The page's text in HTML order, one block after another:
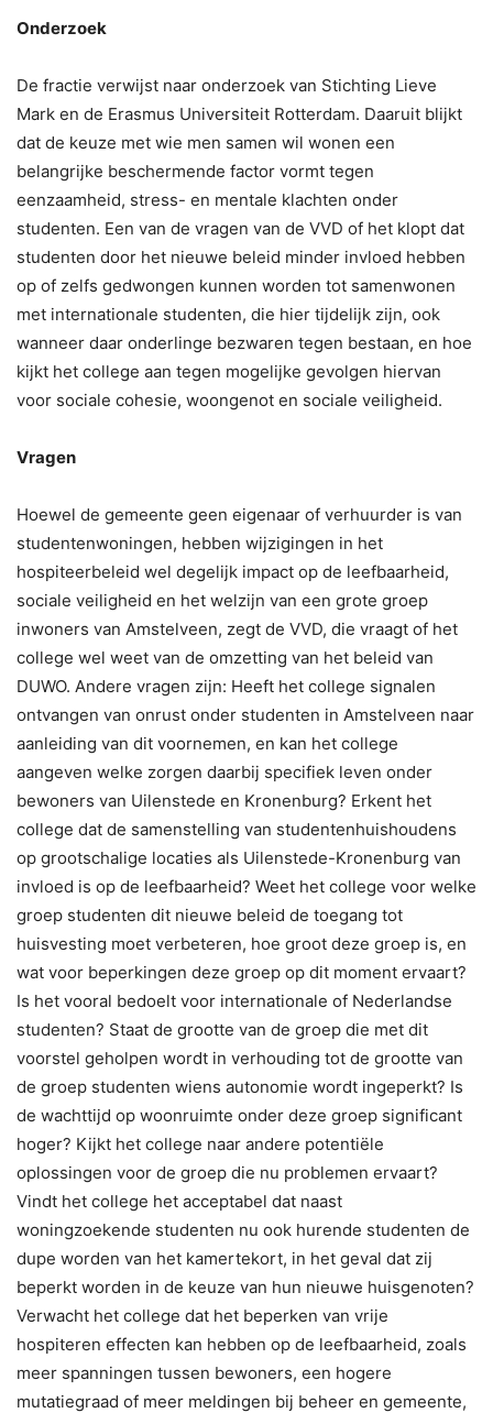
Onderzoek
De fractie verwijst naar onderzoek van Stichting Lieve
Mark en de Erasmus Universiteit Rotterdam. Daaruit blijkt
dat de keuze met wie men samen wil wonen een
belangrijke beschermende factor vormt tegen
eenzaamheid, stress- en mentale klachten onder
studenten. Een van de vragen van de VVD of het klopt dat
studenten door het nieuwe beleid minder invloed hebben
op of zelfs gedwongen kunnen worden tot samenwonen
met internationale studenten, die hier tijdelijk zijn, ook
wanneer daar onderlinge bezwaren tegen bestaan, en hoe
kijkt het college aan tegen mogelijke gevolgen hiervan
voor sociale cohesie, woongenot en sociale veiligheid.
Vragen
Hoewel de gemeente geen eigenaar of verhuurder is van
studentenwoningen, hebben wijzigingen in het
hospiteerbeleid wel degelijk impact op de leefbaarheid,
sociale veiligheid en het welzijn van een grote groep
inwoners van Amstelveen, zegt de VVD, die vraagt of het
college wel weet van de omzetting van het beleid van
DUWO. Andere vragen zijn: Heeft het college signalen
ontvangen van onrust onder studenten in Amstelveen naar
aanleiding van dit voornemen, en kan het college
aangeven welke zorgen daarbij specifiek leven onder
bewoners van Uilenstede en Kronenburg? Erkent het
college dat de samenstelling van studentenhuishoudens
op grootschalige locaties als Uilenstede-Kronenburg van
invloed is op de leefbaarheid? Weet het college voor welke
groep studenten dit nieuwe beleid de toegang tot
huisvesting moet verbeteren, hoe groot deze groep is, en
wat voor beperkingen deze groep op dit moment ervaart?
Is het vooral bedoelt voor internationale of Nederlandse
studenten? Staat de grootte van de groep die met dit
voorstel geholpen wordt in verhouding tot de grootte van
de groep studenten wiens autonomie wordt ingeperkt? Is
de wachttijd op woonruimte onder deze groep significant
hoger? Kijkt het college naar andere potentiële
oplossingen voor de groep die nu problemen ervaart?
Vindt het college het acceptabel dat naast
woningzoekende studenten nu ook hurende studenten de
dupe worden van het kamertekort, in het geval dat zij
beperkt worden in de keuze van hun nieuwe huisgenoten?
Verwacht het college dat het beperken van vrije
hospiteren effecten kan hebben op de leefbaarheid, zoals
meer spanningen tussen bewoners, een hogere
mutatiegraad of meer meldingen bij beheer en gemeente,